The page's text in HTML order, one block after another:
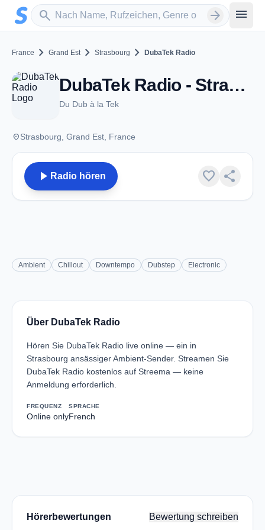
Zum Hauptinhalt springen
search
Sender suchen arrow_forward menu
France chevron_right Grand Est chevron_right Strasbourg chevron_right DubaTek Radio
DubaTek Radio - Strasbourg
Du Dub à la Tek
placeStrasbourg, Grand Est, France
play_arrow Radio hören favorite share
Ambient Chillout Downtempo Dubstep Electronic
Über DubaTek Radio
Hören Sie DubaTek Radio live online — ein in
Strasbourg ansässiger Ambient-Sender. Streamen Sie
DubaTek Radio kostenlos auf Streema — keine
Anmeldung erforderlich.
FREQUENZ
Online only
SPRACHE
French
Hörerbewertungen Bewertung schreiben